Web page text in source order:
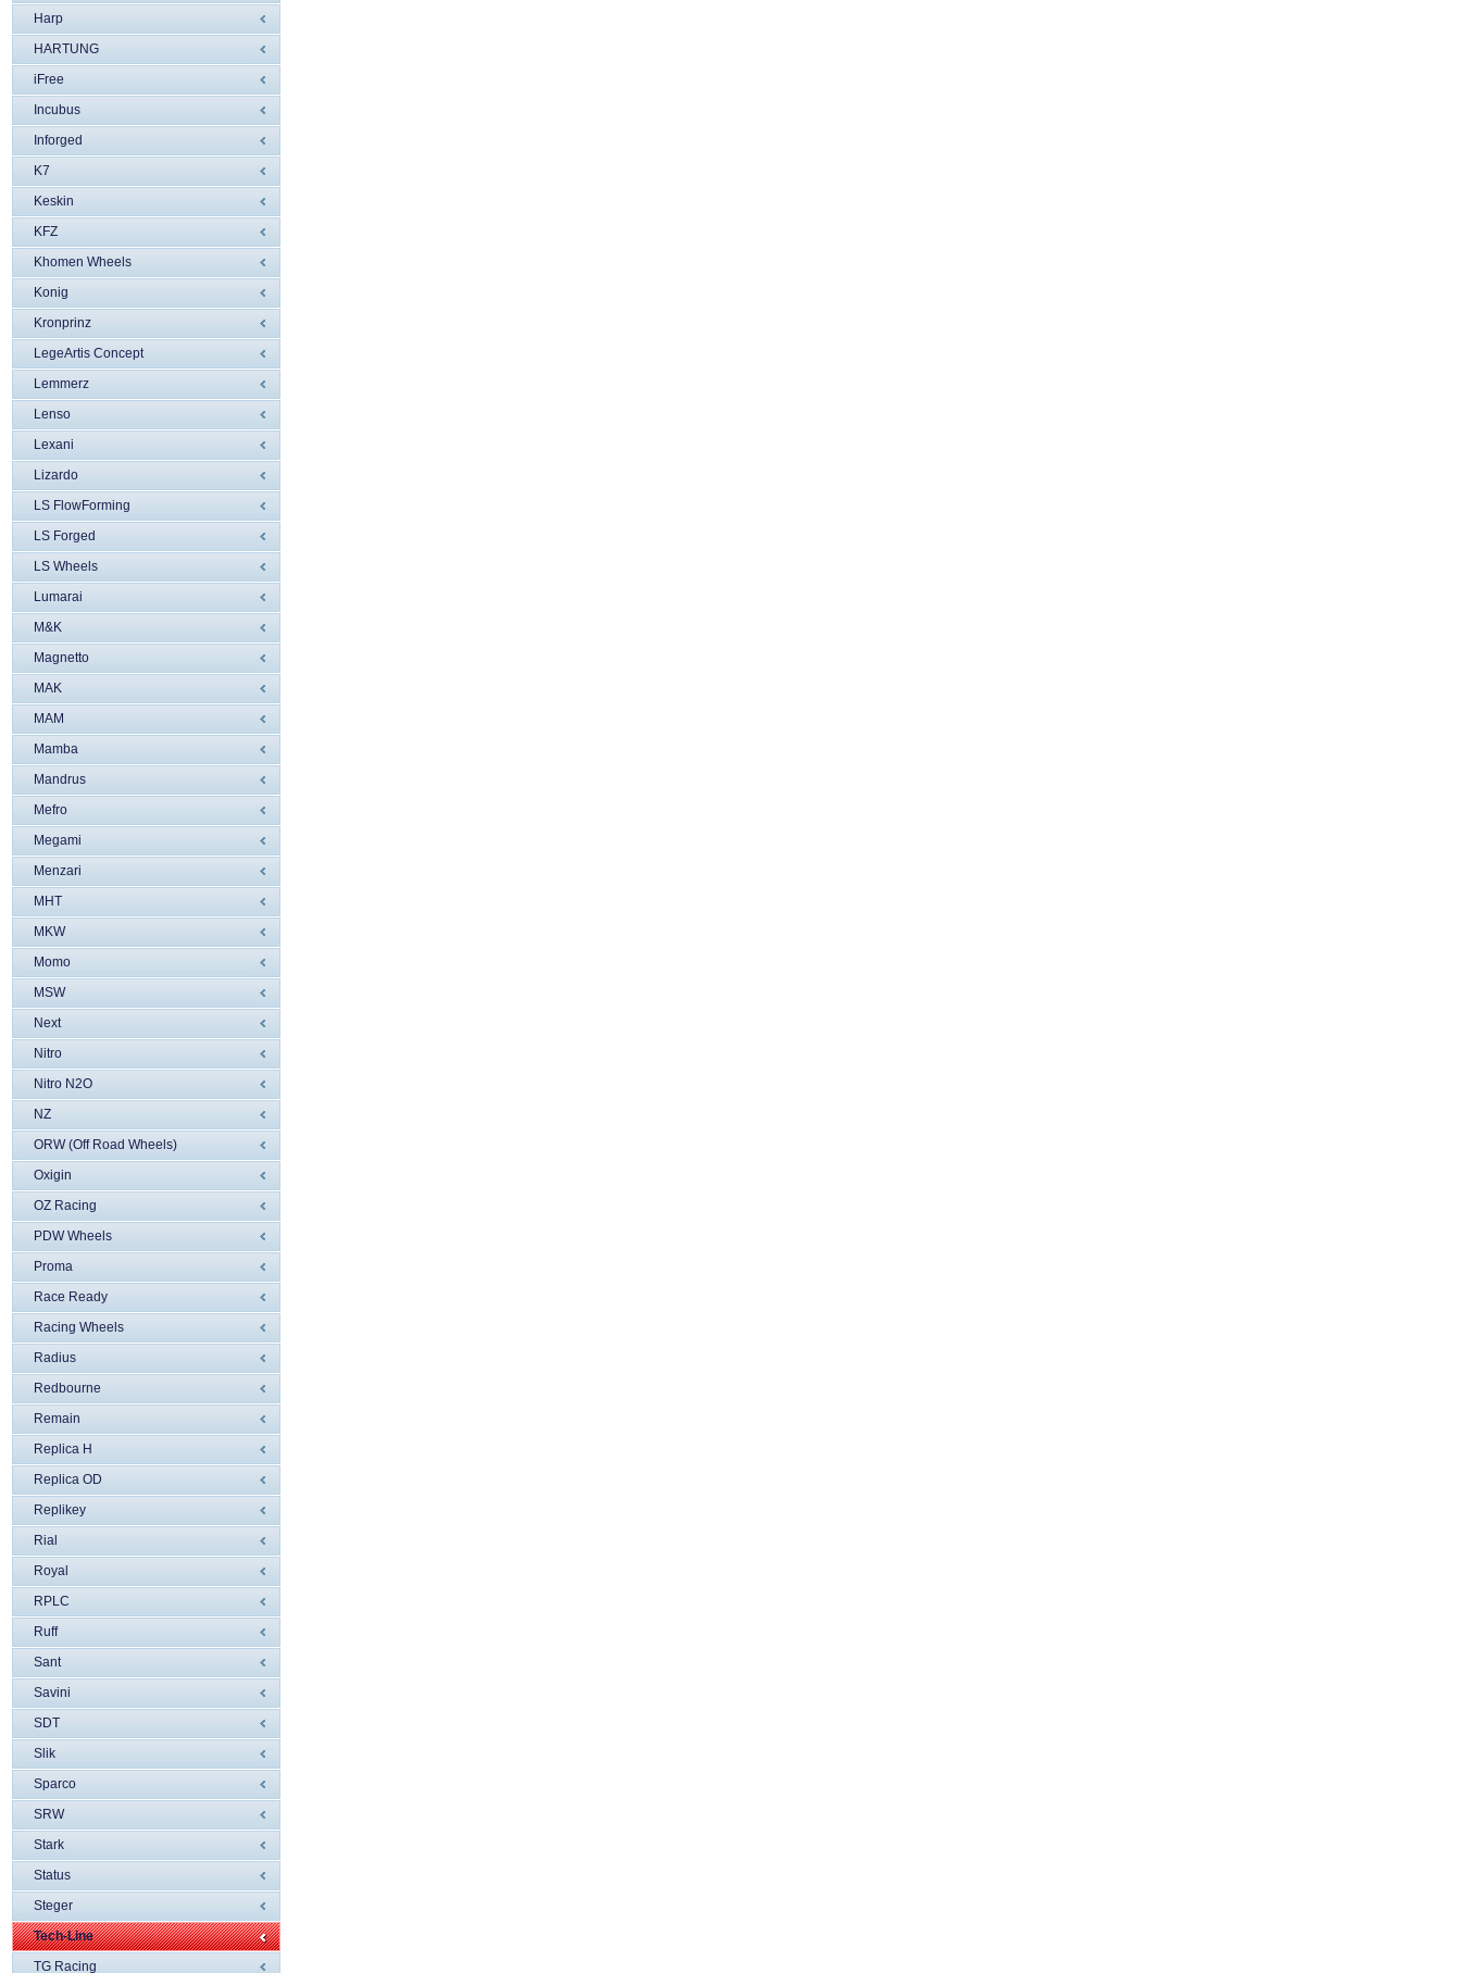
Harp
HARTUNG
iFree
Incubus
Inforged
K7
Keskin
KFZ
Khomen Wheels
Konig
Kronprinz
LegeArtis Concept
Lemmerz
Lenso
Lexani
Lizardo
LS FlowForming
LS Forged
LS Wheels
Lumarai
M&K
Magnetto
MAK
MAM
Mamba
Mandrus
Mefro
Megami
Menzari
MHT
MKW
Momo
MSW
Next
Nitro
Nitro N2O
NZ
ORW (Off Road Wheels)
Oxigin
OZ Racing
PDW Wheels
Proma
Race Ready
Racing Wheels
Radius
Redbourne
Remain
Replica H
Replica OD
Replikey
Rial
Royal
RPLC
Ruff
Sant
Savini
SDT
Slik
Sparco
SRW
Stark
Status
Steger
Tech-Line
TG Racing